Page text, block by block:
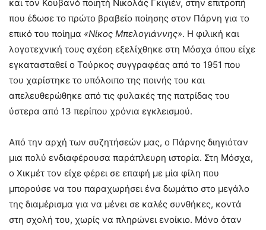
και τον Κουβανό ποιητή Νικολάς Γκιγιέν, στην επιτροπή
που έδωσε το πρώτο βραβείο ποίησης στον Πάρνη για το
επικό του ποίημα «Νίκος Μπελογιάννης». Η φιλική και
λογοτεχνική τους σχέση εξελίχθηκε στη Μόσχα όπου είχε
εγκατασταθεί ο Τούρκος συγγραφέας από το 1951 που
του χαρίστηκε το υπόλοιπο της ποινής του και
απελευθερώθηκε από τις φυλακές της πατρίδας του
ύστερα από 13 περίπου χρόνια εγκλεισμού.
Από την αρχή των συζητήσεών μας, ο Πάρνης διηγιόταν
μια πολύ ενδιαφέρουσα παράπλευρη ιστορία. Στη Μόσχα,
ο Χικμέτ τον είχε φέρει σε επαφή με μία φίλη που
μπορούσε να του παραχωρήσει ένα δωμάτιο στο μεγάλο
της διαμέρισμα για να μένει σε καλές συνθήκες, κοντά
στη σχολή του, χωρίς να πληρώνει ενοίκιο. Μόνο όταν